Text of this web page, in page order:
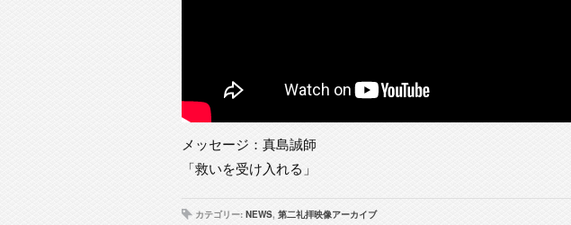
メッセージ：真島誠師
「救いを受け入れる」
カテゴリー: NEWS, 第二礼拝映像アーカイブ